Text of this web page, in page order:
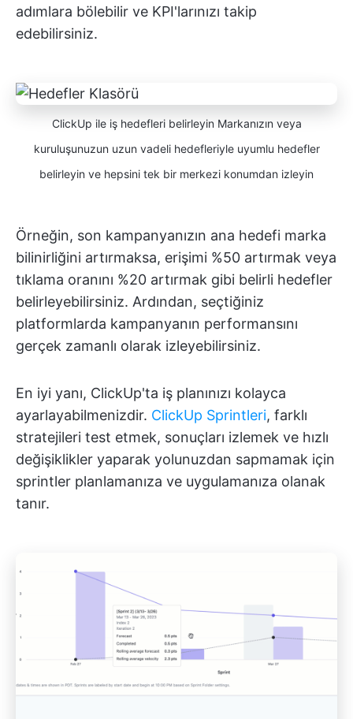
adımlara bölebilir ve KPI'larınızı takip
edebilirsiniz.
ClickUp ile iş hedefleri belirleyin Markanızın veya
kuruluşunuzun uzun vadeli hedefleriyle uyumlu hedefler
belirleyin ve hepsini tek bir merkezi konumdan izleyin
Örneğin, son kampanyanızın ana hedefi marka
bilinirliğini artırmaksa, erişimi %50 artırmak veya
tıklama oranını %20 artırmak gibi belirli hedefler
belirleyebilirsiniz. Ardından, seçtiğiniz
platformlarda kampanyanın performansını
gerçek zamanlı olarak izleyebilirsiniz.
En iyi yanı, ClickUp'ta iş planınızı kolayca
ayarlayabilmenizdir. ClickUp Sprintleri, farklı
stratejileri test etmek, sonuçları izlemek ve hızlı
değişiklikler yaparak yolunuzdan sapmamak için
sprintler planlamanıza ve uygulamanıza olanak
tanır.